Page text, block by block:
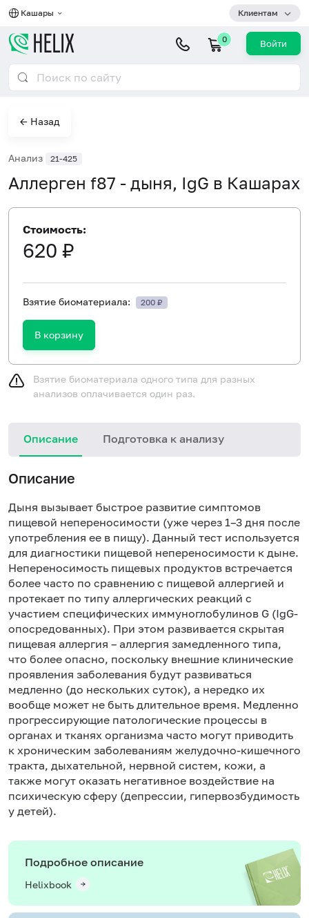
Кашары Клиентам
0 Войти
← Назад
Анализ 21-425
Аллерген f87 - дыня, IgG в Кашарах
Стоимость:
620 ₽
Взятие биоматериала: 200 ₽
В корзину
Взятие биоматериала одного типа для разных
анализов оплачивается один раз.
Описание Подготовка к анализу
Описание
Дыня вызывает быстрое развитие симптомов
пищевой непереносимости (уже через 1–3 дня после
употребления ее в пищу). Данный тест используется
для диагностики пищевой непереносимости к дыне.
Непереносимость пищевых продуктов встречается
более часто по сравнению с пищевой аллергией и
протекает по типу аллергических реакций с
участием специфических иммуноглобулинов G (IgG-
опосредованных). При этом развивается скрытая
пищевая аллергия – аллергия замедленного типа,
что более опасно, поскольку внешние клинические
проявления заболевания будут развиваться
медленно (до нескольких суток), а нередко их
вообще может не быть длительное время. Медленно
прогрессирующие патологические процессы в
органах и тканях организма часто могут приводить
к хроническим заболеваниям желудочно-кишечного
тракта, дыхательной, нервной систем, кожи, а
также могут оказать негативное воздействие на
психическую сферу (депрессии, гипервозбудимость
у детей).
Подробное описание
Helixbook